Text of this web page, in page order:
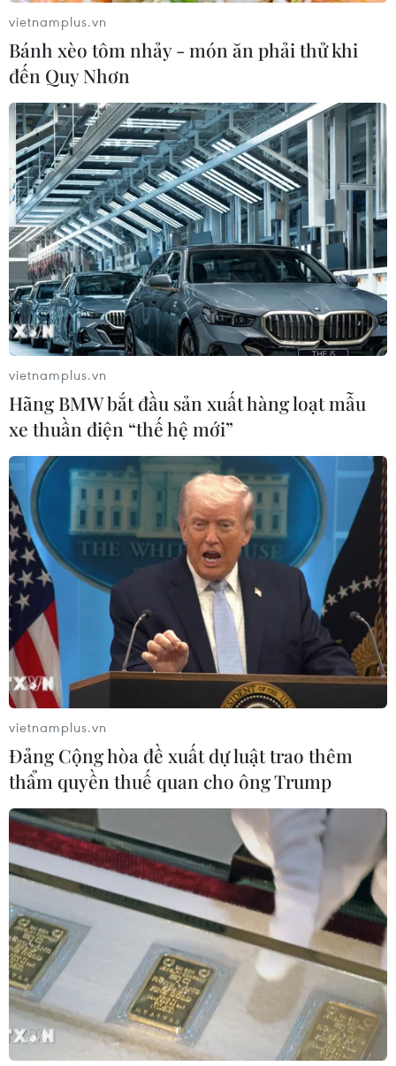
TIN CÙNG CHUYÊN MỤC
vietnamplus.vn
Bánh xèo tôm nhảy - món ăn phải thử khi
đến Quy Nhơn
vietnamplus.vn
Hãng BMW bắt đầu sản xuất hàng loạt mẫu
xe thuần điện “thế hệ mới”
vietnamplus.vn
Đảng Cộng hòa đề xuất dự luật trao thêm
thẩm quyền thuế quan cho ông Trump